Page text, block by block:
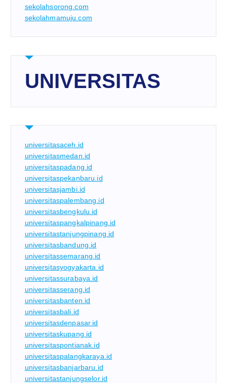
sekolahsorong.com
sekolahmamuju.com
UNIVERSITAS
universitasaceh.id
universitasmedan.id
universitaspadang.id
universitaspekanbaru.id
universitasjambi.id
universitaspalembang.id
universitasbengkulu.id
universitaspangkalpinang.id
universitastanjungpinang.id
universitasbandung.id
universitassemarang.id
universitasyogyakarta.id
universitassurabaya.id
universitasserang.id
universitasbanten.id
universitasbali.id
universitasdenpasar.id
universitaskupang.id
universitaspontianak.id
universitaspalangkaraya.id
universitasbanjarbaru.id
universitastanjungselor.id